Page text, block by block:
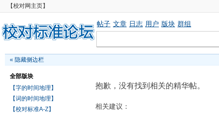
【校对网主页】
帖子 文章 日志 用户 版块 群组
« 隐藏侧边栏
全部版块
【字的时间地理】
【词的时间地理】
【校对标准A-Z】
抱歉，没有找到相关的精华帖。
相关建议：